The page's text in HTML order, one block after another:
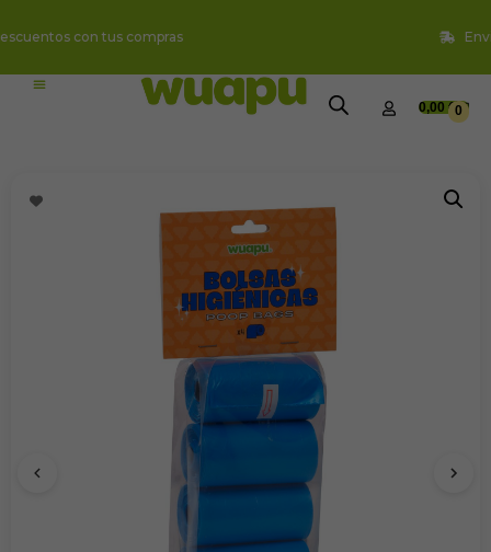
Envio Gratis a partir de 49€
0,00 €0